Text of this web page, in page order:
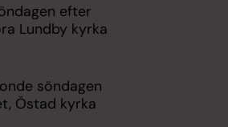
efter
Lundby kyrka
söndagen
Östad kyrka